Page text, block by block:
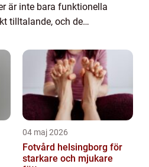
är inte bara funktionella
tilltalande, och de
04 maj 2026
Fotvård helsingborg för
starkare och mjukare